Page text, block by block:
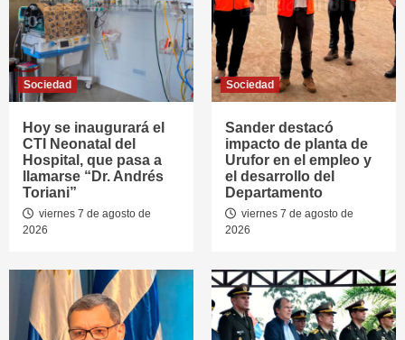
Sociedad
Hoy se inaugurará el
CTI Neonatal del
Hospital, que pasa a
llamarse “Dr. Andrés
Toriani”
viernes 7 de agosto de
2026
Sociedad
Sander destacó
impacto de planta de
Urufor en el empleo y
el desarrollo del
Departamento
viernes 7 de agosto de
2026